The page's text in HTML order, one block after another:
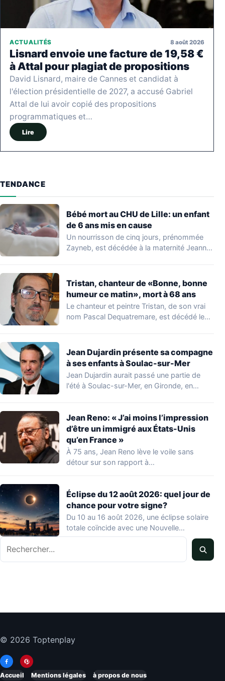
ACTUALITÉS 8 août 2026
Lisnard envoie une facture de 19,58 €
à Attal pour plagiat de propositions
David Lisnard, maire de Cannes et candidat à
l'élection présidentielle de 2027, a accusé Gabriel
Attal de lui avoir copié des propositions
programmatiques et…
Lire
TENDANCE
Bébé mort au CHU de Lille: un enfant
de 6 ans mis en cause
Un nourrisson de cinq jours, prénommée
Zayneb, est décédée à la maternité Jeanne
Tristan, chanteur de «Bonne, bonne
humeur ce matin», mort à 68 ans
Le chanteur et peintre Tristan, de son vrai
nom Pascal Dequatremare, est décédé le…
Jean Dujardin présente sa compagne
à ses enfants à Soulac-sur-Mer
Jean Dujardin aurait passé une partie de
l'été à Soulac-sur-Mer, en Gironde, en
Jean Reno: « J’ai moins l’impression
d’être un immigré aux États-Unis
qu’en France »
À 75 ans, Jean Reno lève le voile sans
détour sur son rapport à…
Éclipse du 12 août 2026: quel jour de
chance pour votre signe?
Du 10 au 16 août 2026, une éclipse solaire
totale coïncide avec une Nouvelle…
© 2026 Toptenplay
Accueil Mentions légales à propos de nous